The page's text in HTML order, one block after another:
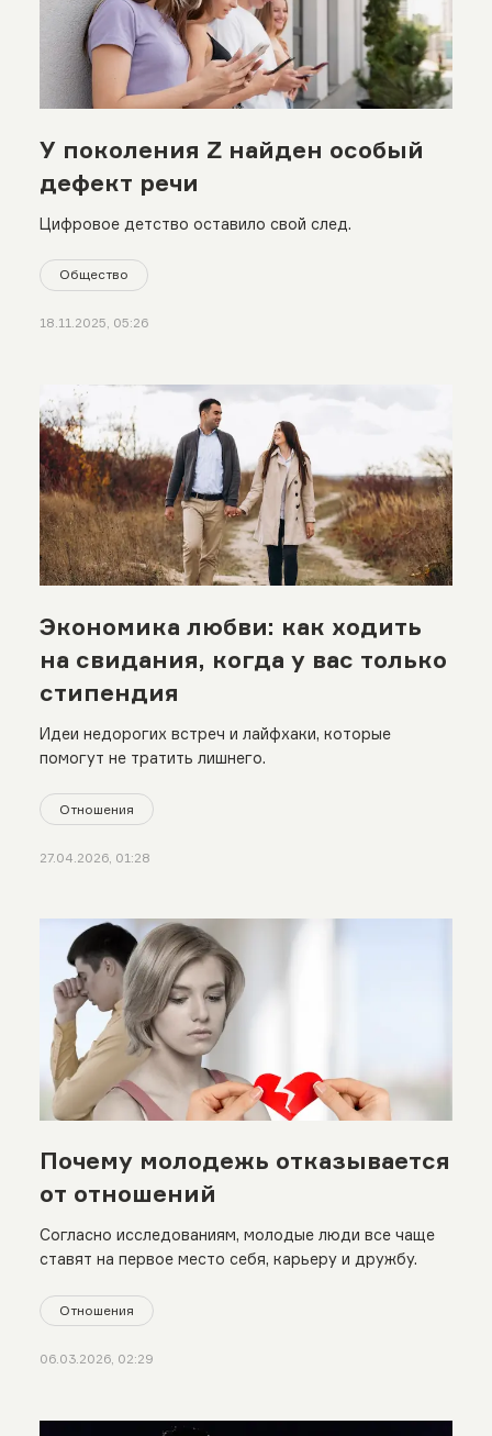
У поколения Z найден особый
дефект речи
Цифровое детство оставило свой след.
Общество
18.11.2025, 05:26
Экономика любви: как ходить
на свидания, когда у вас только
стипендия
Идеи недорогих встреч и лайфхаки, которые
помогут не тратить лишнего.
Отношения
27.04.2026, 01:28
Почему молодежь отказывается
от отношений
Согласно исследованиям, молодые люди все чаще
ставят на первое место себя, карьеру и дружбу.
Отношения
06.03.2026, 02:29